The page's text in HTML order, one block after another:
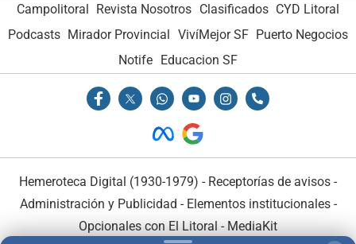
Campolitoral Revista Nosotros Clasificados CYD Litoral
Podcasts Mirador Provincial VivíMejor SF Puerto Negocios
Notife Educacion SF
Hemeroteca Digital (1930-1979) - Receptorías de avisos -
Administración y Publicidad - Elementos institucionales-
Opcionales con El Litoral - MediaKit